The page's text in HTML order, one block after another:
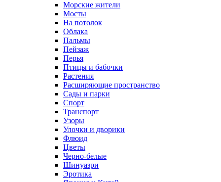
Морские жители
Мосты
На потолок
Облака
Пальмы
Пейзаж
Перья
Птицы и бабочки
Растения
Расширяющие пространство
Сады и парки
Спорт
Транспорт
Узоры
Улочки и дворики
Флюид
Цветы
Черно-белые
Шинуазри
Эротика